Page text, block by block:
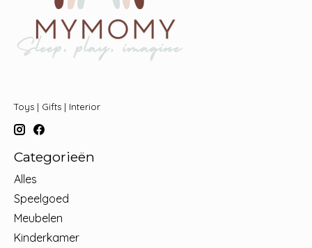
Toys | Gifts | Interior
Categorieën
Alles
Speelgoed
Meubelen
Kinderkamer